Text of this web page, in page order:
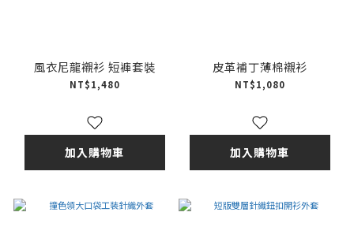
風衣尼龍襯衫 短褲套裝
NT$1,480
加入購物車
皮革補丁薄棉襯衫
NT$1,080
加入購物車